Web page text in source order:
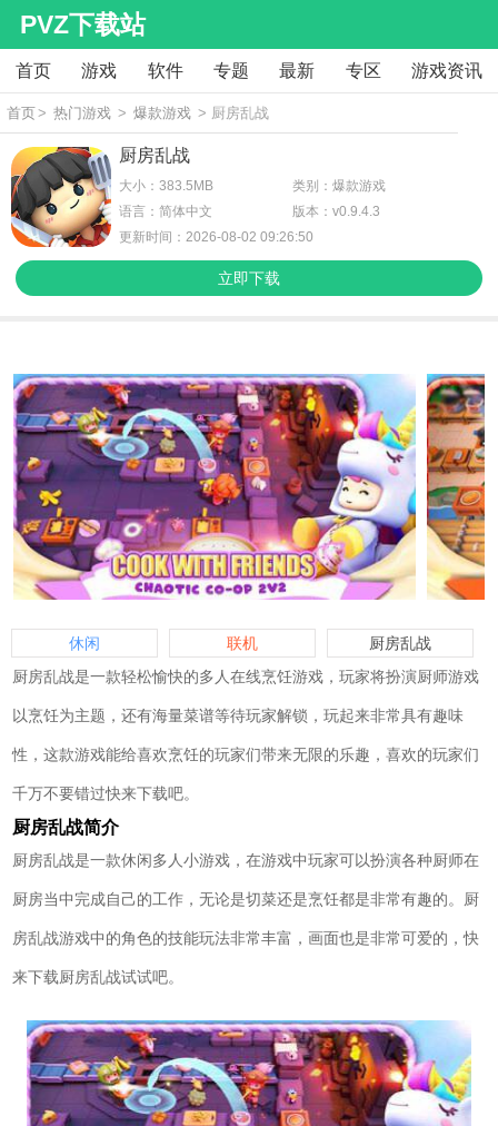
PVZ下载站
首页 游戏 软件 专题 最新 专区 游戏资讯
首页> 热门游戏 > 爆款游戏 > 厨房乱战
厨房乱战
大小：383.5MB
类别：爆款游戏
语言：简体中文
版本：v0.9.4.3
更新时间：2026-08-02 09:26:50
立即下载
休闲 联机
厨房乱战
厨房乱战是一款轻松愉快的多人在线烹饪游戏，玩家将扮演厨师游戏
以烹饪为主题，还有海量菜谱等待玩家解锁，玩起来非常具有趣味
性，这款游戏能给喜欢烹饪的玩家们带来无限的乐趣，喜欢的玩家们
千万不要错过快来下载吧。
厨房乱战简介
厨房乱战是一款休闲多人小游戏，在游戏中玩家可以扮演各种厨师在
厨房当中完成自己的工作，无论是切菜还是烹饪都是非常有趣的。厨
房乱战游戏中的角色的技能玩法非常丰富，画面也是非常可爱的，快
来下载厨房乱战试试吧。